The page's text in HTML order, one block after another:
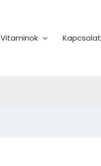
Vitaminok Kapcsolat